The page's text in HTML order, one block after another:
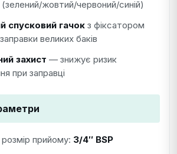
жовтий/червоний/синій)
спусковий гачок з фіксатором
великих баків
захист — знижує ризик
при заправці
прийому: 3/4″ BSP